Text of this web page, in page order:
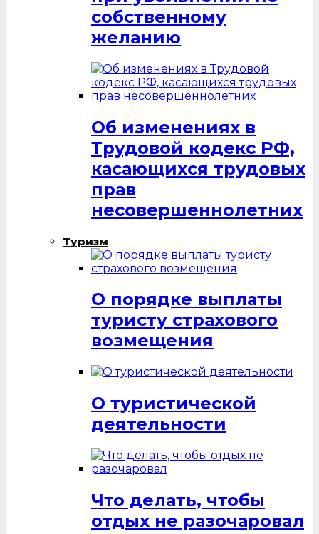
собственному
желанию
Об изменениях в
Трудовой кодекс РФ,
касающихся трудовых
прав
несовершеннолетних
Туризм
О порядке выплаты
туристу страхового
возмещения
О туристической
деятельности
Что делать, чтобы
отдых не разочаровал